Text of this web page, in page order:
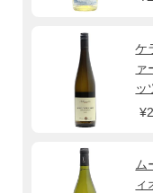
ケ
ァ
ッ
ク
ム
ィ